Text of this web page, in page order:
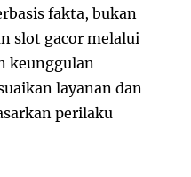
fakta, bukan
slot gacor melalui
keunggulan
layanan dan
perilaku